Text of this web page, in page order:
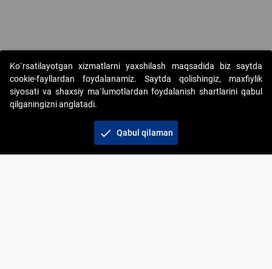
Copyright © 2017-2026. "Elektron onlayn-auksionlarni tashkil etish"
AJ. Barcha huquqlar himoyalangan
+998 71 202-21-11
Ko`rsatilayotgan xizmatlarni yaxshilash maqsadida biz saytda
cookie-fayllardan foydalanamiz. Saytda qolishingiz, maxfiylik
siyosati va shaxsiy ma`lumotlardan foydalanish shartlarini qabul
qilganingizni anglatadi.
check Qabul qilaman